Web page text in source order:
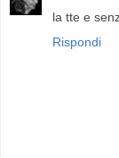
la tte e
Rispondi